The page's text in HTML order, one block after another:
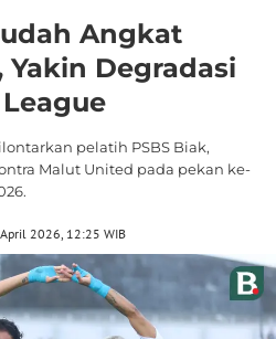
Angkat
Degradasi
pelatih PSBS Biak,
Malut United pada pekan ke-
2026, 12:25 WIB